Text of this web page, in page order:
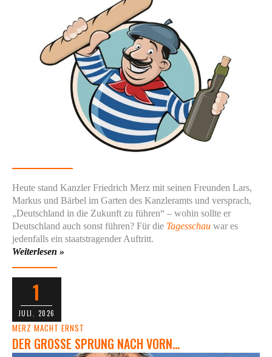
Heute stand Kanzler Friedrich Merz mit seinen Freunden Lars,
Markus und Bärbel im Garten des Kanzleramts und versprach,
„Deutschland in die Zukunft zu führen“ – wohin sollte er
Deutschland auch sonst führen? Für die Tagesschau war es
jedenfalls ein staatstragender Auftritt.
Weiterlesen »
1
JULI. 2026
MERZ MACHT ERNST
DER GROSSE SPRUNG NACH VORN…